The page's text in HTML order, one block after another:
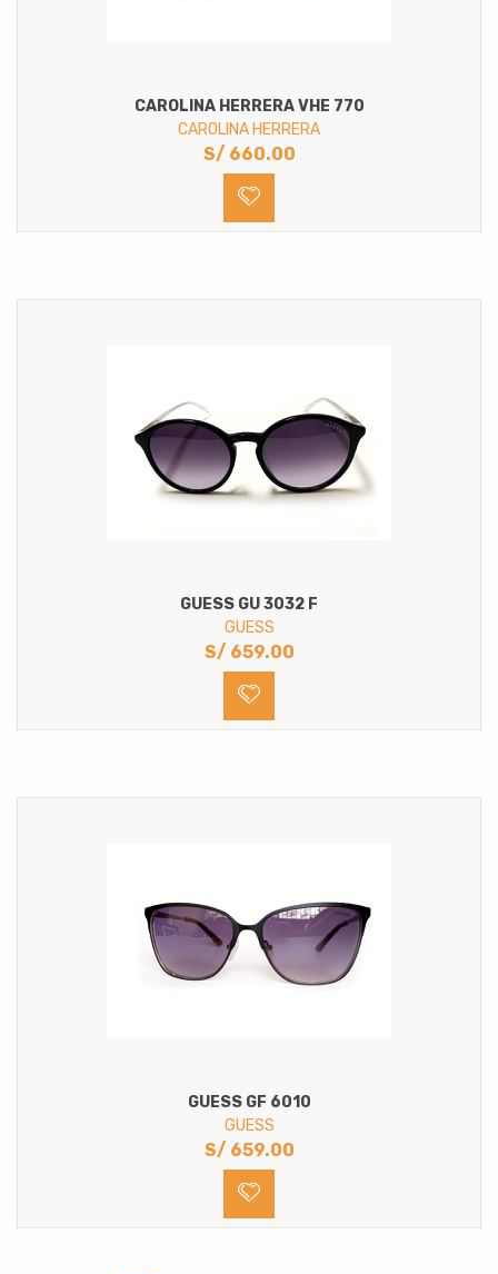
CAROLINA HERRERA VHE 770
CAROLINA HERRERA
S/ 660.00
GUESS GU 3032 F
GUESS
S/ 659.00
GUESS GF 6010
GUESS
S/ 659.00